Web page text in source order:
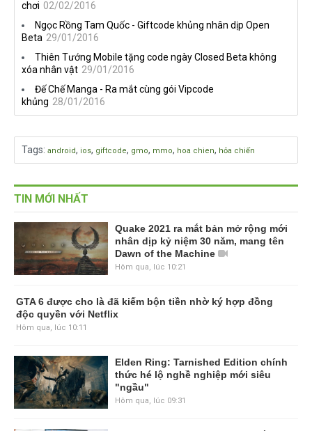
chơi 02/02/2016
Ngọc Rồng Tam Quốc - Giftcode khủng nhân dịp Open
Beta 29/01/2016
Thiên Tướng Mobile tặng code ngày Closed Beta không
xóa nhân vật 29/01/2016
Đế Chế Manga - Ra mắt cùng gói Vipcode
khủng 28/01/2016
Tags: android, ios, giftcode, gmo, mmo, hoa chien, hỏa chiến
TIN MỚI NHẤT
Quake 2021 ra mắt bản mở rộng mới
nhân dịp kỷ niệm 30 năm, mang tên
Dawn of the Machine
Hôm qua, lúc 10:21
GTA 6 được cho là đã kiếm bộn tiền
nhờ ký hợp đồng độc quyền với
Elden Ring: Tarnished Edition chính
thức hé lộ nghề nghiệp mới siêu
"ngầu"